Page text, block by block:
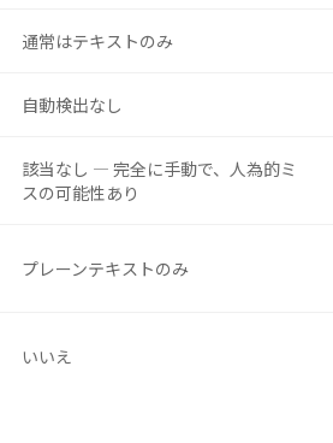
通常はテキストのみ
自動検出なし
該当なし — 完全に手動で、人為的ミ
スの可能性あり
プレーンテキストのみ
いいえ